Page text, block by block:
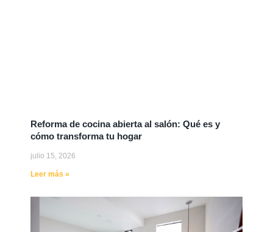
Reforma de cocina abierta al salón: Qué es y
cómo transforma tu hogar
julio 15, 2026
Leer más »